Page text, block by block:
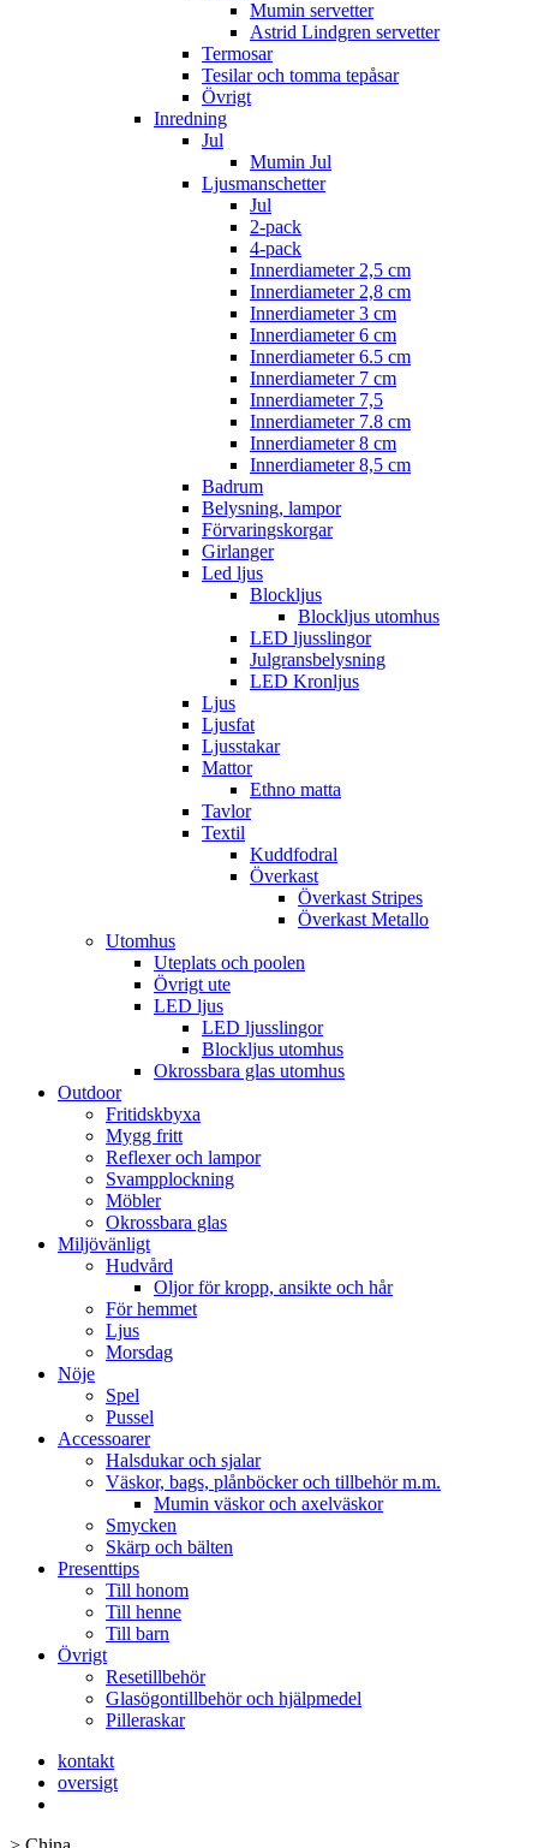
Mumin servetter
Astrid Lindgren servetter
Termosar
Tesilar och tomma tepåsar
Övrigt
Inredning
Jul
Mumin Jul
Ljusmanschetter
Jul
2-pack
4-pack
Innerdiameter 2,5 cm
Innerdiameter 2,8 cm
Innerdiameter 3 cm
Innerdiameter 6 cm
Innerdiameter 6.5 cm
Innerdiameter 7 cm
Innerdiameter 7,5
Innerdiameter 7.8 cm
Innerdiameter 8 cm
Innerdiameter 8,5 cm
Badrum
Belysning, lampor
Förvaringskorgar
Girlanger
Led ljus
Blockljus
Blockljus utomhus
LED ljusslingor
Julgransbelysning
LED Kronljus
Ljus
Ljusfat
Ljusstakar
Mattor
Ethno matta
Tavlor
Textil
Kuddfodral
Överkast
Överkast Stripes
Överkast Metallo
Utomhus
Uteplats och poolen
Övrigt ute
LED ljus
LED ljusslingor
Blockljus utomhus
Okrossbara glas utomhus
Outdoor
Fritidskbyxa
Mygg fritt
Reflexer och lampor
Svampplockning
Möbler
Okrossbara glas
Miljövänligt
Hudvård
Oljor för kropp, ansikte och hår
För hemmet
Ljus
Morsdag
Nöje
Spel
Pussel
Accessoarer
Halsdukar och sjalar
Väskor, bags, plånböcker och tillbehör m.m.
Mumin väskor och axelväskor
Smycken
Skärp och bälten
Presenttips
Till honom
Till henne
Till barn
Övrigt
Resetillbehör
Glasögontillbehör och hjälpmedel
Pilleraskar
kontakt
oversigt